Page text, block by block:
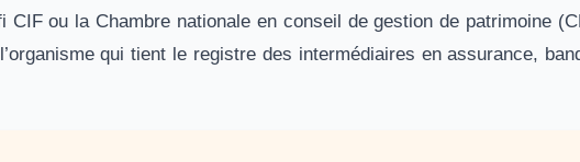
CIF ou la Chambre nationale en conseil de gestion de patrimoine
qui tient le registre des intermédiaires en assurance,